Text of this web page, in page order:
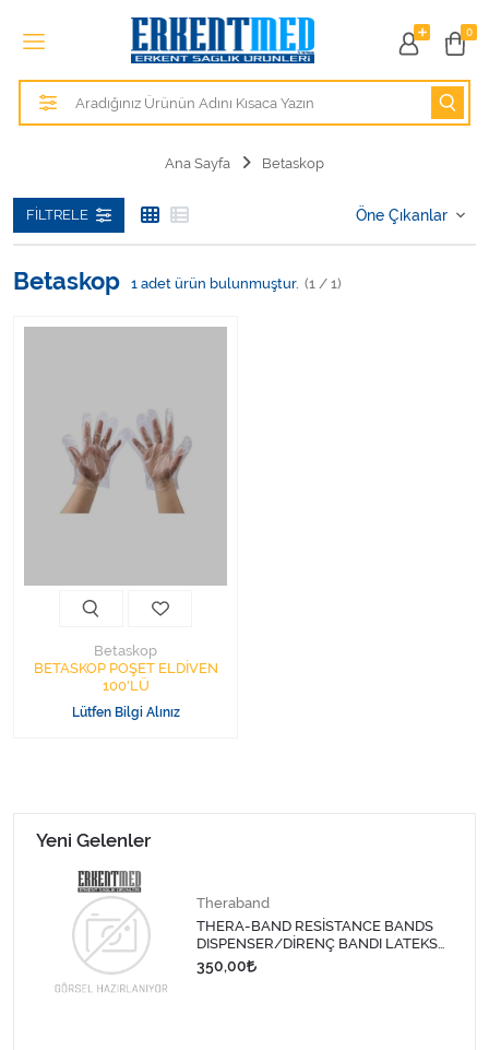
0
Tüm Kategoriler
Alezler
Hasta Bakım Ürünleri
Kişisel Bakım ve Sağlık
Kişisel Bakım ve Sağlık
Ortopedi Ürünleri
Ortopedi Ürünleri
Sarf Malzemeleri
Sarf Malzemeleri
Tıbbi Tekstil Ürünleri
Varis Çorapları
Ana Sayfa Betaskop
FILTRELE
Betaskop 1 adet ürün bulunmuştur. (1 / 1)
Betaskop
BETASKOP POŞET ELDİVEN
100'LÜ
Lütfen Bilgi Alınız
Yeni Gelenler
Theraband
THERA-BAND RESİSTANCE BANDS
DISPENSER/DİRENÇ BANDI LATEKS
1,5 MT-SARI
350,00